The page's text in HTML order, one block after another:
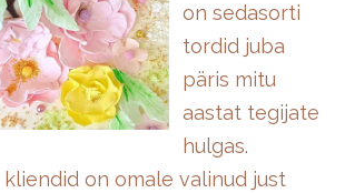
on sedasorti
tordid juba
päris mitu
aastat tegijate
hulgas.
on omale valinud just